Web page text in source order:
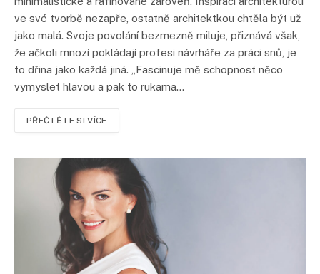
ve své tvorbě nezapře, ostatně architektkou chtěla být už
jako malá. Svoje povolání bezmezně miluje, přiznává však,
že ačkoli mnozí pokládají profesi návrháře za práci snů, je
to dřina jako každá jiná. „Fascinuje mě schopnost něco
vymyslet hlavou a pak to rukama…
PŘEČTĚTE SI VÍCE